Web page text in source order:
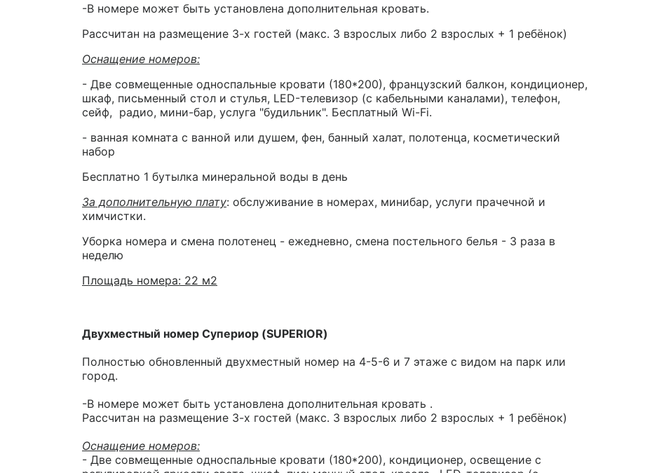
-В номере может быть установлена дополнительная кровать.
Рассчитан на размещение 3-х гостей (макс. 3 взрослых либо 2 взрослых + 1 ребёнок)
Оснащение номеров:
- Две совмещенные односпальные кровати (180*200), французский балкон, кондиционер,
шкаф, письменный стол и стулья, LED-телевизор (с кабельными каналами), телефон,
сейф, радио, мини-бар, услуга "будильник". Бесплатный Wi-Fi.
- ванная комната с ванной или душем, фен, банный халат, полотенца, косметический
набор
Бесплатно 1 бутылка минеральной воды в день
За дополнительную плату: обслуживание в номерах, минибар, услуги прачечной и
химчистки.
Уборка номера и смена полотенец - ежедневно, смена постельного белья - 3 раза в
неделю
Площадь номера: 22 м2
Двухместный номер Супериор (SUPERIOR)
Полностью обновленный двухместный номер на 4-5-6 и 7 этаже с видом на парк или
город.
-В номере может быть установлена дополнительная кровать .
Рассчитан на размещение 3-х гостей (макс. 3 взрослых либо 2 взрослых + 1 ребёнок)
Оснащение номеров:
- Две совмещенные односпальные кровати (180*200), кондиционер, освещение с